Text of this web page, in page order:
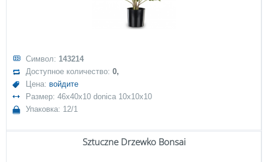
Символ: 143214
Доступное количество:0,
Цена: войдите
Размер: 46x40x10 donica 10x10x10
Упаковка: 12/1
Sztuczne Drzewko Bonsai